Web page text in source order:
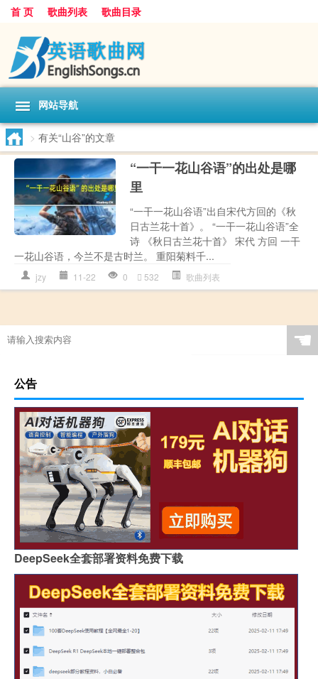
首 页 歌曲列表 歌曲目录
网站导航
> 有关“山谷”的文章
“一干一花山谷语”的出处是哪
里
“一干一花山谷语”出自宋代方回的《秋
日古兰花十首》。 “一干一花山谷语”全
诗 《秋日古兰花十首》 宋代 方回 一干
一花山谷语，今兰不是古时兰。 重阳菊料千...
jzy 11-22 0 532 歌曲列表
☚
公告
DeepSeek全套部署资料免费下载